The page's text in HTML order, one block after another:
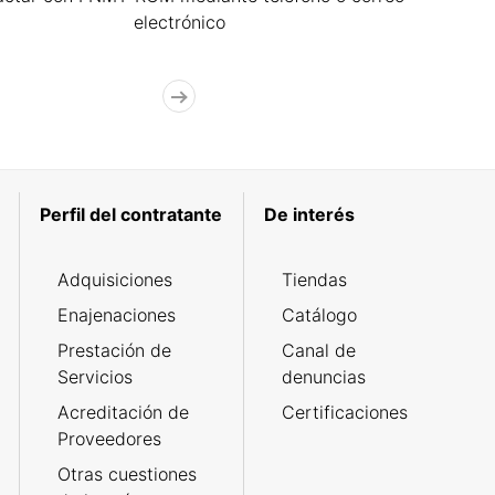
electrónico
Perfil del contratante
Adquisiciones
Enajenaciones
Prestación de
Servicios
Acreditación de
Proveedores
Otras cuestiones
De interés
Tiendas
Catálogo
Canal de
denuncias
Certificaciones